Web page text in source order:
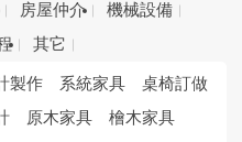
房屋仲介
機械設備
其它
製作 系統家具
桌椅訂做
原木家具
檜木家具